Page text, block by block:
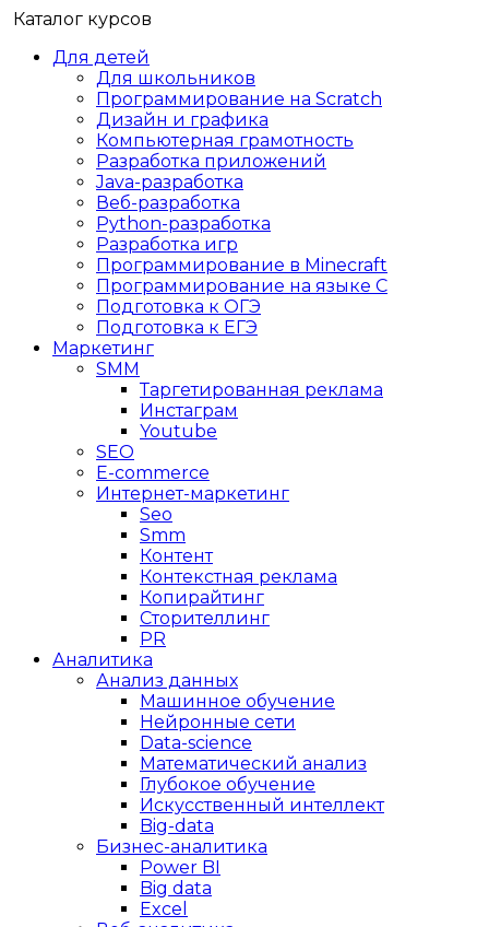
Каталог курсов
Для детей
Для школьников
Программирование на Scratch
Дизайн и графика
Компьютерная грамотность
Разработка приложений
Java-разработка
Веб-разработка
Python-разработка
Разработка игр
Программирование в Minecraft
Программирование на языке C
Подготовка к ОГЭ
Подготовка к ЕГЭ
Маркетинг
SMM
Таргетированная реклама
Инстаграм
Youtube
SEO
E-сommerce
Интернет-маркетинг
Seo
Smm
Контент
Контекстная реклама
Копирайтинг
Сторителлинг
PR
Аналитика
Анализ данных
Машинное обучение
Нейронные сети
Data-science
Математический анализ
Глубокое обучение
Искусственный интеллект
Big-data
Бизнес-аналитика
Power BI
Big data
Excel